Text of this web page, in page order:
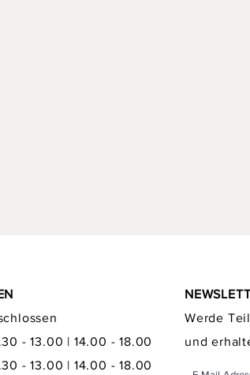
- 13.00 | 14.00 - 18.00
- 13.00 | 14.00 - 18.00
Werde
und